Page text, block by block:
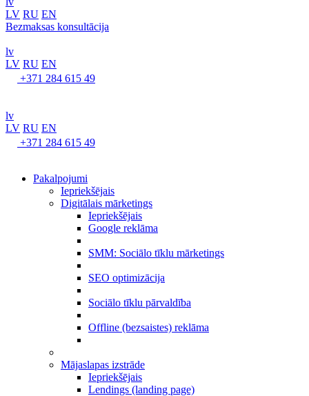
LV RU EN
Bezmaksas konsultācija
lv
LV RU EN
+371 284 615 49
lv
LV RU EN
+371 284 615 49
Pakalpojumi
Iepriekšējais
Digitālais mārketings
Iepriekšējais
Google reklāma
SMM: Sociālo tīklu mārketings
SEO optimizācija
Sociālo tīklu pārvaldība
Offline (bezsaistes) reklāma
Mājaslapas izstrāde
Iepriekšējais
Lendings (landing page)